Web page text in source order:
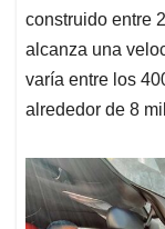
construido entre
alcanza una
varía entre los
alrededor de 8